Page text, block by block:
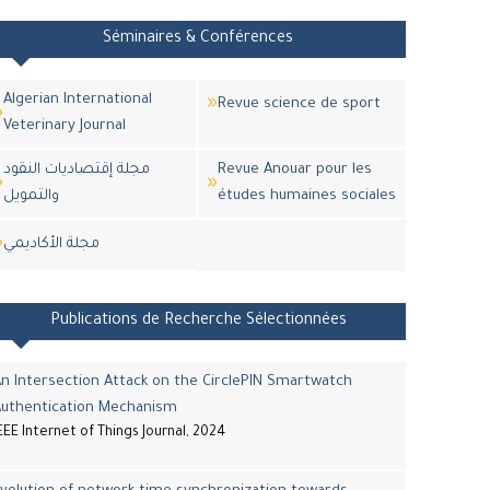
Séminaires & Conférences
Algerian International
Veterinary Journal
Revue science de sport
مجلة إقتصاديات النقود
والتمويل
Revue Anouar pour les
études humaines sociales
مجلة اﻷكاديمي
Publications de Recherche Sélectionnées
Intersection Attack on the CirclePIN Smartwatch
Mechanism
Internet of Things Journal, 2024